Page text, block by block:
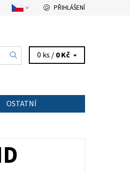
PŘIHLÁŠENÍ
0 ks /0 Kč
OSTATNÍ